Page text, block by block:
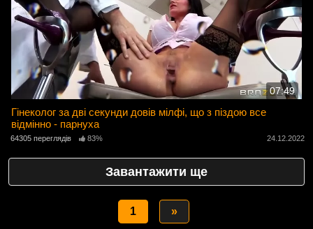
07:49
Гінеколог за дві секунди довів мілфі, що з піздою все
відмінно - парнуха
64305 переглядів 83% 24.12.2022
Завантажити ще
1 »